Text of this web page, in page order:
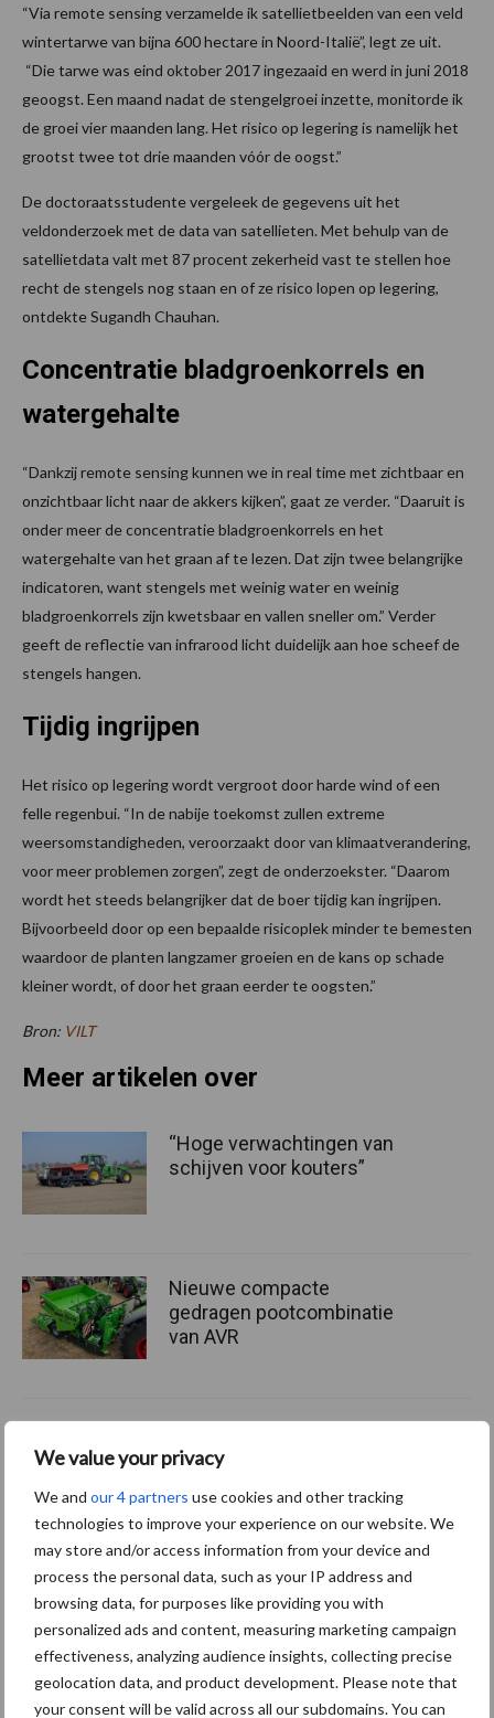
We value your privacy
We and our 4 partners use cookies and other tracking
technologies to improve your experience on our website. We
may store and/or access information from your device and
process the personal data, such as your IP address and
browsing data, for purposes like providing you with
personalized ads and content, measuring marketing campaign
effectiveness, analyzing audience insights, collecting precise
geolocation data, and product development. Please note that
your consent will be valid across all our subdomains. You can
“Via remote sensing verzamelde ik satellietbeelden van een veld
wintertarwe van bijna 600 hectare in Noord-Italië”, legt ze uit.
“Die tarwe was eind oktober 2017 ingezaaid en werd in juni 2018
geoogst. Een maand nadat de stengelgroei inzette, monitorde ik
de groei vier maanden lang. Het risico op legering is namelijk het
grootst twee tot drie maanden vóór de oogst.”
De doctoraatsstudente vergeleek de gegevens uit het
veldonderzoek met de data van satellieten. Met behulp van de
satellietdata valt met 87 procent zekerheid vast te stellen hoe
recht de stengels nog staan en of ze risico lopen op legering,
ontdekte Sugandh Chauhan.
Concentratie bladgroenkorrels en
watergehalte
“Dankzij remote sensing kunnen we in real time met zichtbaar en
onzichtbaar licht naar de akkers kijken”, gaat ze verder. “Daaruit is
onder meer de concentratie bladgroenkorrels en het
watergehalte van het graan af te lezen. Dat zijn twee belangrijke
indicatoren, want stengels met weinig water en weinig
bladgroenkorrels zijn kwetsbaar en vallen sneller om.” Verder
geeft de reflectie van infrarood licht duidelijk aan hoe scheef de
stengels hangen.
Tijdig ingrijpen
Het risico op legering wordt vergroot door harde wind of een
felle regenbui. “In de nabije toekomst zullen extreme
weersomstandigheden, veroorzaakt door van klimaatverandering,
voor meer problemen zorgen”, zegt de onderzoekster. “Daarom
wordt het steeds belangrijker dat de boer tijdig kan ingrijpen.
Bijvoorbeeld door op een bepaalde risicoplek minder te bemesten
waardoor de planten langzamer groeien en de kans op schade
kleiner wordt, of door het graan eerder te oogsten.”
Bron: VILT
Meer artikelen over
“Hoge verwachtingen van
schijven voor kouters”
Nieuwe compacte
gedragen pootcombinatie
van AVR
onttrekkingsverbod uit:
oppompen uit onbevaarbare
waterlopen
Meer lezen over:
Maak uw keuze